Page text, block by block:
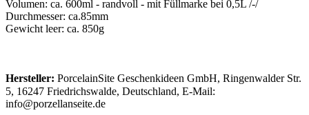
Volumen: ca. 600ml - randvoll - mit Füllmarke bei 0,5L /-/
Durchmesser: ca.85mm
Gewicht leer: ca. 850g
Hersteller: PorcelainSite Geschenkideen GmbH, Ringenwalder Str.
5, 16247 Friedrichswalde, Deutschland, E-Mail:
info@porzellanseite.de